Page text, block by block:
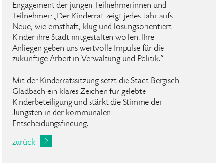
Engagement der jungen Teilnehmerinnen und
Teilnehmer: „Der Kinderrat zeigt jedes Jahr aufs
Neue, wie ernsthaft, klug und lösungsorientiert
Kinder ihre Stadt mitgestalten wollen. Ihre
Anliegen geben uns wertvolle Impulse für die
zukünftige Arbeit in Verwaltung und Politik.“
Mit der Kinderratssitzung setzt die Stadt Bergisch
Gladbach ein klares Zeichen für gelebte
Kinderbeteiligung und stärkt die Stimme der
Jüngsten in der kommunalen
Entscheidungsfindung.
zurück